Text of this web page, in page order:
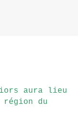
aura lieu
du